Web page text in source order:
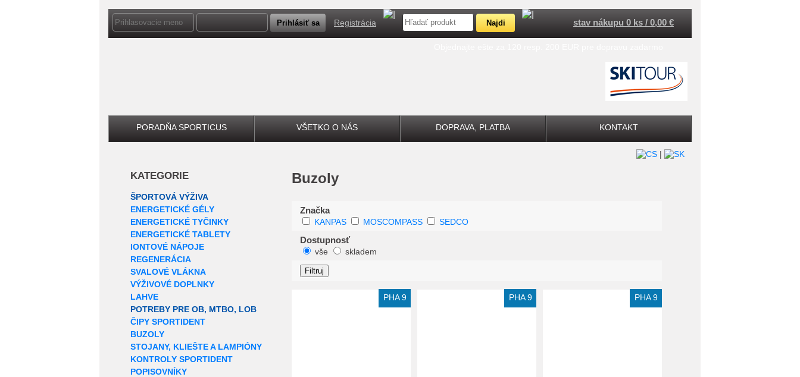
Registrácia stav nákupu 0 ks / 0,00 €
PORADŇA SPORTICUS VŠETKO O NÁS DOPRAVA, PLATBA KONTAKT
|
KATEGORIE
ŠPORTOVÁ VÝŽIVA
ENERGETICKÉ GÉLY
ENERGETICKÉ TYČINKY
ENERGETICKÉ TABLETY
IONTOVÉ NÁPOJE
REGENERÁCIA
SVALOVÉ VLÁKNA
VÝŽIVOVÉ DOPLNKY
LAHVE
POTREBY PRE OB, MTBO, LOB
ČIPY SPORTIDENT
BUZOLY
STOJANY, KLIEŠTE A LAMPIÓNY
KONTROLY SPORTIDENT
POPISOVNÍKY
Buzoly
Značka
KANPAS MOSCOMPASS SEDCO
Dostupnosť
vše skladem
PHA 9 PHA 9 PHA 9